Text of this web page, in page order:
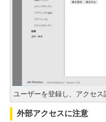
ユーザーを登録し、アクセス
外部アクセスに注意